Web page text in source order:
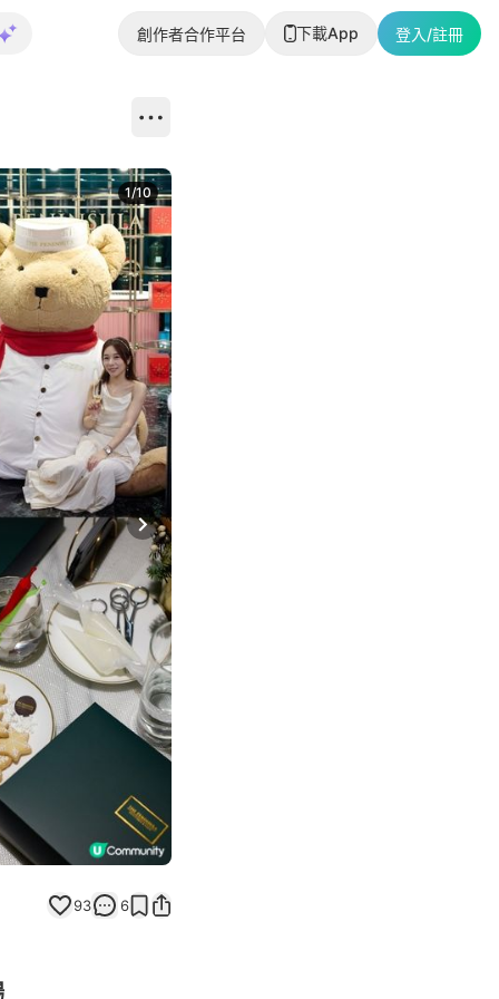
創作者合作平台 下載App 登入/註冊
Next slide
1/10
93 6